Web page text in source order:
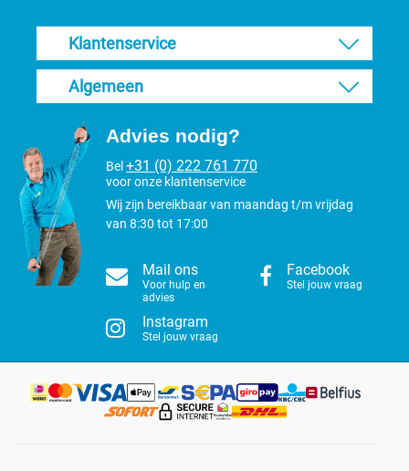
dierenarts.Klantenservice
Algemeen
Advies nodig?
Bel +31 (0) 222 761 770
voor onze klantenservice
Wij zijn bereikbaar van maandag t/m vrijdag
van 8:30 tot 17:00
Mail ons
Voor hulp en
advies
Facebook
Stel jouw vraag
Instagram
Stel jouw vraag